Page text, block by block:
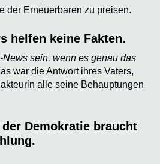
der Erneuerbaren zu preisen.
helfen keine Fakten.
News sein, wenn es genau das
war die Antwort ihres Vaters,
alle seine Behauptungen
Demokratie braucht